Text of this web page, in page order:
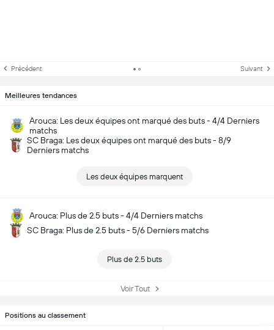
Précédent Suivant
Meilleures tendances
Arouca: Les deux équipes ont marqué des buts - 4/4 Derniers
matchs
SC Braga: Les deux équipes ont marqué des buts - 8/9
Derniers matchs
Les deux équipes marquent
Arouca: Plus de 2.5 buts - 4/4 Derniers matchs
SC Braga: Plus de 2.5 buts - 5/6 Derniers matchs
Plus de 2.5 buts
Voir Tout
Positions au classement